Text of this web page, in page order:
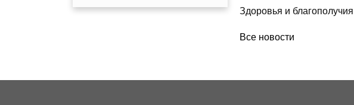
Здоровья и
Все новости